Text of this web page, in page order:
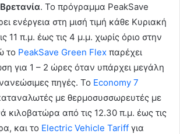
. Το πρόγραμμα PeakSave
ενέργεια στη μισή τιμή κάθε Κυριακή
11 π.μ. έως τις 4 μ.μ. χωρίς όριο στην
το PeakSave Green Flex παρέχει
για 1 – 2 ώρες όταν υπάρχει μεγάλη
πηγές. Το Economy 7
με θερμοσυσσωρευτές με
κιλοβατώρα από τις 12.30 π.μ. έως τις
και το Electric Vehicle Tariff για